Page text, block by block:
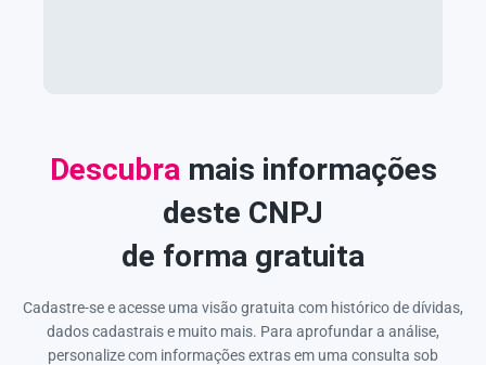
Descubramais informações
deste CNPJ
de forma gratuita
Cadastre-se e acesse uma visão gratuita com histórico de dívidas,
dados cadastrais e muito mais. Para aprofundar a análise,
personalize com informações extras em uma consulta sob